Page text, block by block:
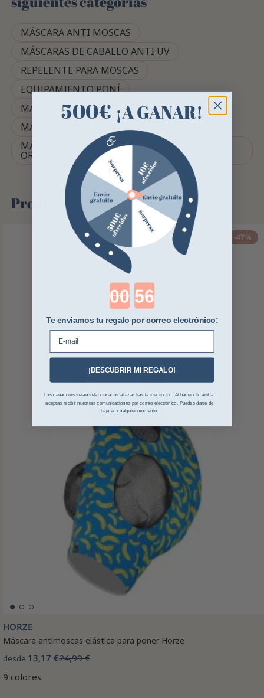
MÁSCARA ANTI MOSCAS
MÁSCARAS DE CABALLO ANTI UV
REPELENTE PARA MOSCAS
EQUIPAMIENTO PONÍ
MÁSCARA ANTI-MOSCAS PARA PONY
MÁSCARA ANTIMOSCAS HORZE
MÁSCARA ANTI-MOSCAS PARA CABALLO SIN
OREJAS
Productos similares
-47%
HORZE
Máscara antimoscas elástica para poner Horze
desde 13,17 €24,99 €
9 colores
500€ ¡A GANAR!
Countdown ends in:
Te enviamos tu regalo por correo electrónico:
¡DESCUBRIR MI REGALO!
Los ganadores serán seleccionados al azar tras la inscripción. Al hacer clic arriba,
aceptas recibir nuestras comunicaciones por correo electrónico. Puedes darte de
baja en cualquier momento.